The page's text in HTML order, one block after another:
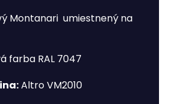
Montanari umiestnený na
farba RAL 7047
Altro VM2010